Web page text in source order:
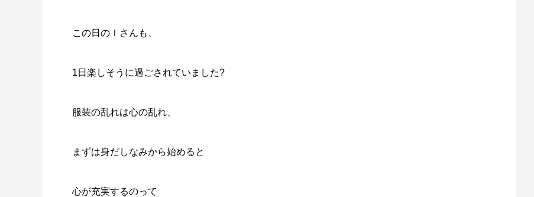
この日のＩさんも、
1日楽しそうに過ごされていました?
服装の乱れは心の乱れ、
まずは身だしなみから始めると
心が充実するのって